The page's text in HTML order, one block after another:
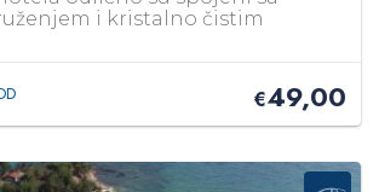
i kristalno čistim
€49,00